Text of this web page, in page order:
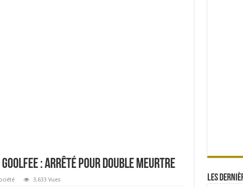
: Arrêté pour double meurtre
3,633 Vues Les